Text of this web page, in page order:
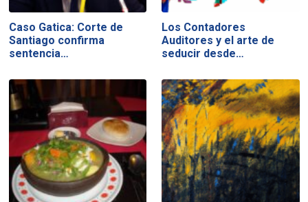
Caso Gatica: Corte de
Santiago confirma
sentencia…
Los Contadores
Auditores y el arte de
seducir desde…